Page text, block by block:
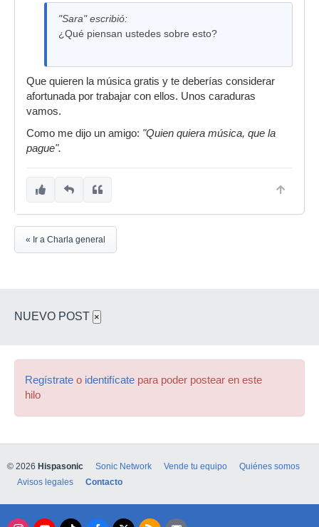
"Sara" escribió:
¿Qué piensan ustedes sobre esto?
Que quieren la música gratis y te deberías considerar
afortunada por trabajar con ellos. Unos caraduras
vamos.
Como me dijo un amigo: "Quien quiera música, que la
pague".
« Ir a Charla general
NUEVO POST ×
Regístrate o identifícate para poder postear en este
hilo
© 2026 Hispasonic Sonic Network Vende tu equipo
Quiénes somos
Avisos legales
Contacto